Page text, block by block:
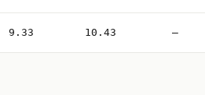
9.33 10.43 —